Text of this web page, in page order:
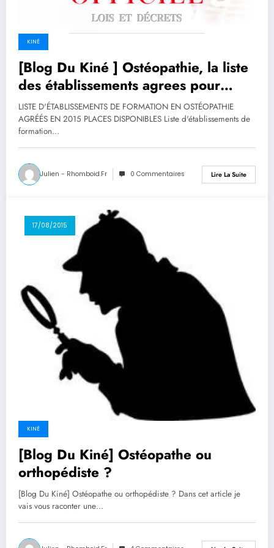
KINÉ
[Blog Du Kiné ] Ostéopathie, la liste
des établissements agrees pour
2015
LISTE D'ÉTABLISSEMENTS DE FORMATION EN OSTÉOPATHIE
AGRÉÉS EN 2015 PLACES DISPONIBLES Liste d'établissements de
formation…
Julien - Rhomboid.fr 0 Commentaires Lire La Suite
17/08/2015
KINÉ
[Blog Du Kiné] Ostéopathe ou
orthopédiste ?
[Blog Du Kiné] Ostéopathe ou orthopédiste ? Dans cet article je
vais vous raconter une…